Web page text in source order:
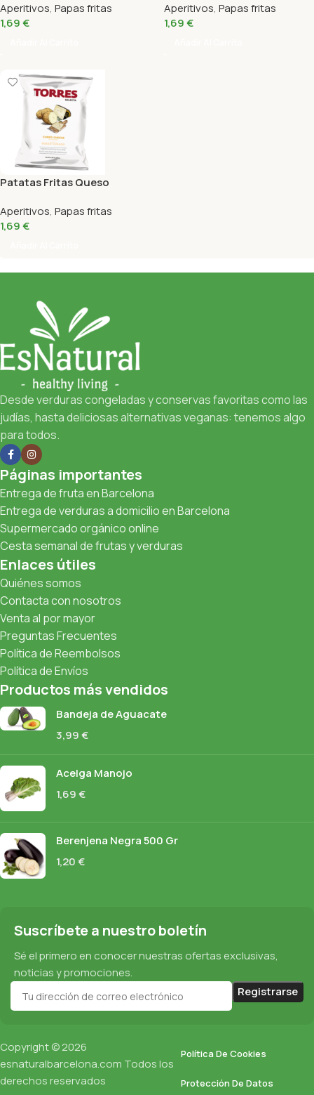
Aperitivos, Papas fritas
1,69€
Aperitivos, Papas fritas
1,69€
Patatas Fritas Queso
Aperitivos, Papas fritas
1,69€
Desde verduras congeladas y conservas favoritas como las
judías, hasta deliciosas alternativas veganas: tenemos algo
para todos.
Páginas importantes
Entrega de fruta en Barcelona
Entrega de verduras a domicilio en Barcelona
Supermercado orgánico online
Cesta semanal de frutas y verduras
Enlaces útiles
Quiénes somos
Contacta con nosotros
Venta al por mayor
Preguntas Frecuentes
Política de Reembolsos
Política de Envíos
Productos más vendidos
Bandeja de Aguacate
3,99€
Acelga Manojo
1,69€
Berenjena Negra 500 Gr
1,20€
Suscríbete a nuestro boletín
Sé el primero en conocer nuestras ofertas exclusivas,
noticias y promociones.
Copyright © 2026
esnaturalbarcelona.com Todos los
derechos reservados
Política De Cookies
Protección De Datos